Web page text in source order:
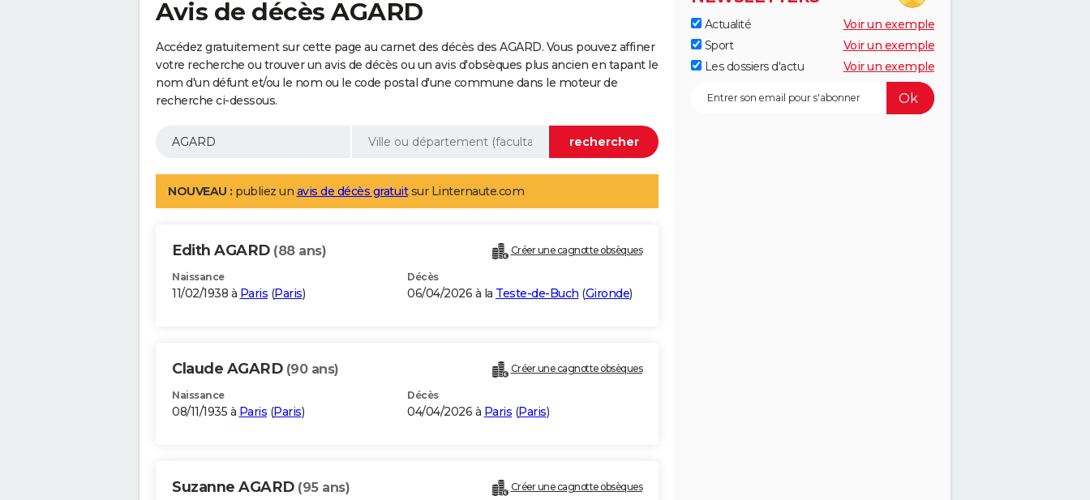
Avis de décès AGARD
Accédez gratuitement sur cette page au carnet des décès des AGARD. Vous pouvez affiner
votre recherche ou trouver un avis de décès ou un avis d'obsèques plus ancien en tapant le
nom d'un défunt et/ou le nom ou le code postal d'une commune dans le moteur de
recherche ci-dessous.
NOUVEAU : publiez un avis de décès gratuitsur Linternaute.com
Edith AGARD (88 ans) Créer une cagnotte obsèques
Naissance
11/02/1938 à Paris (Paris)
Décès
06/04/2026 à la Teste-de-Buch (Gironde)
Claude AGARD (90 ans) Créer une cagnotte obsèques
Naissance
08/11/1935 à Paris (Paris)
Décès
04/04/2026 à Paris (Paris)
Suzanne AGARD (95 ans) Créer une cagnotte obsèques
Actualité
Voir un exemple
Sport
Voir un exemple
Les dossiers d'actu
Voir un exemple